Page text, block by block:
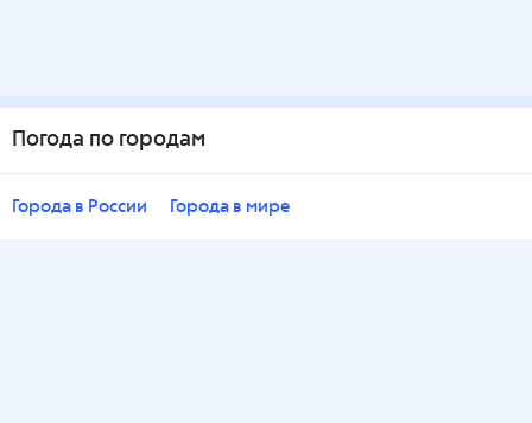
Погода по городам
Города в России Города в мире